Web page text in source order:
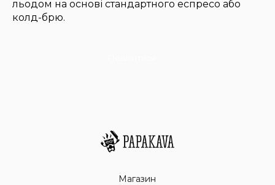
льодом на основі стандартного еспресо або
колд-брю.
Магазин